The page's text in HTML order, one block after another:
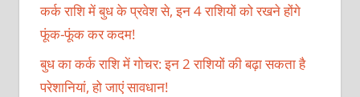
कर्क राशि में बुध के प्रवेश से, इन 4 राशियों को रखने होंगे
फूंक-फूंक कर कदम!
बुध का कर्क राशि में गोचर: इन 2 राशियों की बढ़ा सकता है
परेशानियां, हो जाएं सावधान!